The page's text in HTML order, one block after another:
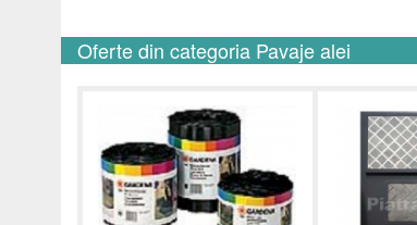
Oferte din categoria Pavaje alei